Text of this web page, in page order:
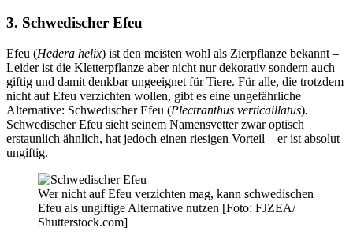
3. Schwedischer Efeu
Efeu (Hedera helix) ist den meisten wohl als Zierpflanze bekannt –
Leider ist die Kletterpflanze aber nicht nur dekorativ sondern auch
giftig und damit denkbar ungeeignet für Tiere. Für alle, die trotzdem
nicht auf Efeu verzichten wollen, gibt es eine ungefährliche
Alternative: Schwedischer Efeu (Plectranthus verticaillatus).
Schwedischer Efeu sieht seinem Namensvetter zwar optisch
erstaunlich ähnlich, hat jedoch einen riesigen Vorteil – er ist absolut
ungiftig.
Wer nicht auf Efeu verzichten mag, kann schwedischen
Efeu als ungiftige Alternative nutzen [Foto: FJZEA/
Shutterstock.com]